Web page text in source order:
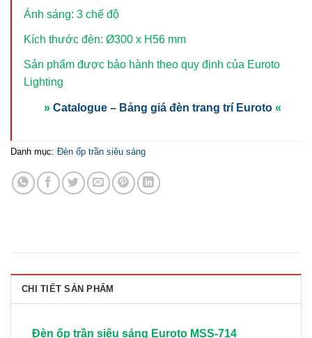
Ánh sáng: 3 chế độ
Kích thước đèn: Ø300 x H56 mm
Sản phẩm được bảo hành theo quy định của Euroto
Lighting
» Catalogue – Bảng giá đèn trang trí Euroto «
Danh mục: Đèn ốp trần siêu sáng
CHI TIẾT SẢN PHẨM
Đèn ốp trần siêu sáng Euroto MSS-714